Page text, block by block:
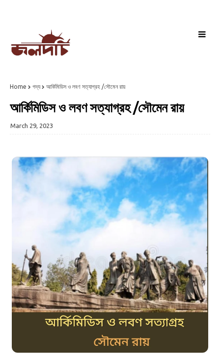
Home গদ্য আর্কিমিডিস ও লবণ সত্যাগ্রহ /সৌমেন রায়
আর্কিমিডিস ও লবণ সত্যাগ্রহ /সৌমেন রায়
March 29, 2023